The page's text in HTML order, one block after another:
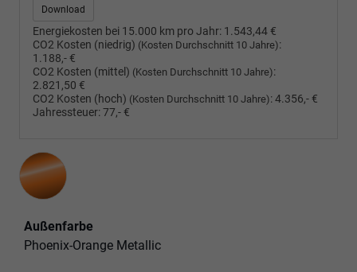
Download
Energiekosten bei 15.000 km pro Jahr: 1.543,44 €
CO2 Kosten (niedrig) (Kosten Durchschnitt 10 Jahre):
1.188,- €
CO2 Kosten (mittel) (Kosten Durchschnitt 10 Jahre):
2.821,50 €
CO2 Kosten (hoch) (Kosten Durchschnitt 10 Jahre):4.356,- €
Jahressteuer:77,- €
Außenfarbe
Phoenix-Orange Metallic